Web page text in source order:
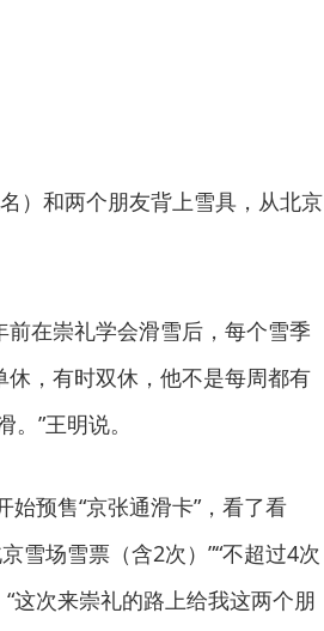
和两个朋友背上雪具，从北京
在崇礼学会滑雪后，每个雪季
，有时双休，他不是每周都有
”王明说。
预售“京张通滑卡”，看了看
雪场雪票（含2次）”“不超过4次
这次来崇礼的路上给我这两个朋